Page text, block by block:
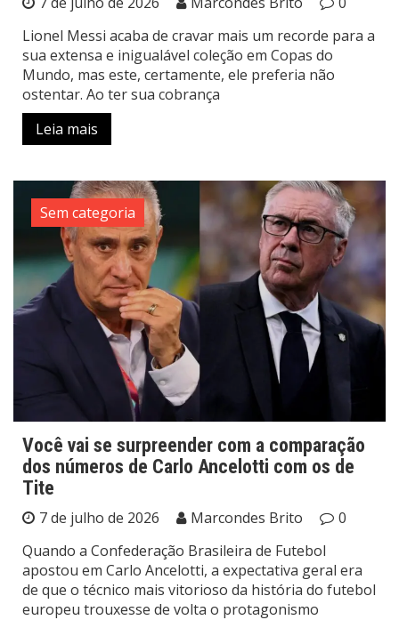
Lionel Messi acaba de cravar mais um recorde para a
sua extensa e inigualável coleção em Copas do
Mundo, mas este, certamente, ele preferia não
ostentar. Ao ter sua cobrança
Leia mais
Sem categoria
Você vai se surpreender com a comparação
dos números de Carlo Ancelotti com os de
Tite
7 de julho de 2026 Marcondes Brito
0
Quando a Confederação Brasileira de Futebol
apostou em Carlo Ancelotti, a expectativa geral era
de que o técnico mais vitorioso da história do futebol
europeu trouxesse de volta o protagonismo